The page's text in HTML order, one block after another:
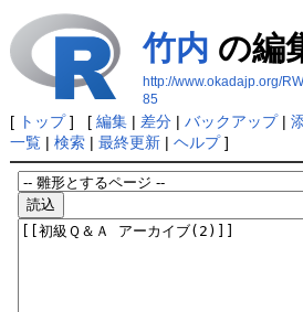
竹内 の編
http://www.okadajp.org/
85
[ トップ] [ 編集| 差分| バックアップ|
一覧| 検索| 最終更新| ヘルプ]